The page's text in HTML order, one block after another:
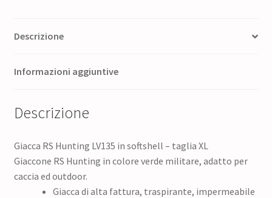
Descrizione
Informazioni aggiuntive
Descrizione
Giacca RS Hunting LV135 in softshell – taglia XL
Giaccone RS Hunting in colore verde militare, adatto per
caccia ed outdoor.
Giacca di alta fattura, traspirante, impermeabile